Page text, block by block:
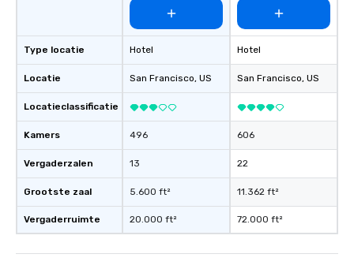
Type locatie
Locatie
Locatieclassificatie
Kamers
Vergaderzalen
Grootste zaal
Vergaderruimte
Hotel
San Francisco, US
496
13
5.600 ft²
20.000 ft²
Hotel
San Francisco, US
606
22
11.362 ft²
72.000 ft²